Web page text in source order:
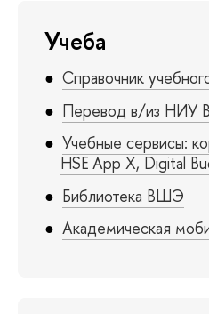
Учеба
Справочник
Перевод в/из НИУ
Учебные сервисы:
HSE App X, Digital
Библиотека ВШЭ
Академическая